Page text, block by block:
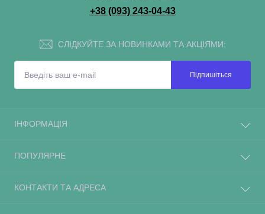
+38 (093) 243-04-43
СЛІДКУЙТЕ ЗА НОВИНКАМИ ТА АКЦІЯМИ:
Підпишіться
ІНФОРМАЦІЯ
ПОПУЛЯРНЕ
КОНТАКТИ ТА АДРЕСА